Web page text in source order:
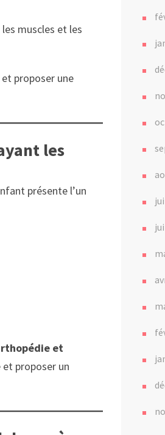
muscles et les
proposer une
les
présente l’un
et
proposer un